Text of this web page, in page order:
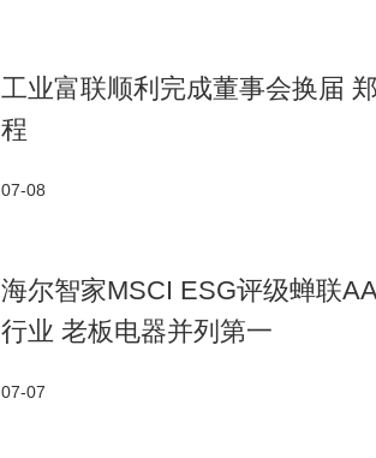
工业富联顺利完成董事会换届
程
07-08
海尔智家MSCI ESG评级蝉联
行业 老板电器并列第一
07-07